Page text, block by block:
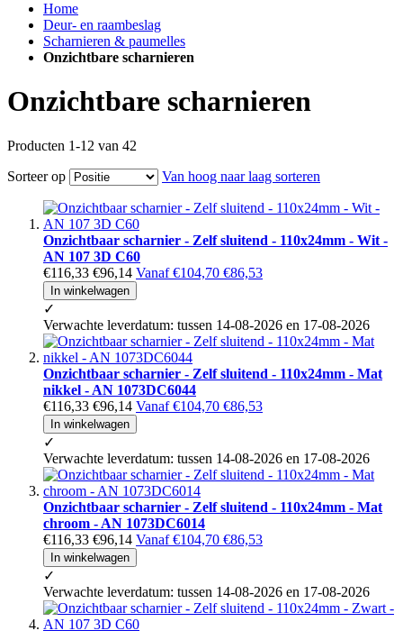
Home
Deur- en raambeslag
Scharnieren & paumelles
Onzichtbare scharnieren
Onzichtbare scharnieren
Producten 1-12 van 42
Sorteer op
Van hoog naar laag sorteren
Onzichtbaar scharnier - Zelf sluitend - 110x24mm - Wit -
AN 107 3D C60
€116,33 €96,14 Vanaf €104,70 €86,53
In winkelwagen
✓
Verwachte leverdatum: tussen 14-08-2026 en 17-08-2026
Onzichtbaar scharnier - Zelf sluitend - 110x24mm - Mat
nikkel - AN 1073DC6044
€116,33 €96,14 Vanaf €104,70 €86,53
In winkelwagen
✓
Verwachte leverdatum: tussen 14-08-2026 en 17-08-2026
Onzichtbaar scharnier - Zelf sluitend - 110x24mm - Mat
chroom - AN 1073DC6014
€116,33 €96,14 Vanaf €104,70 €86,53
In winkelwagen
✓
Verwachte leverdatum: tussen 14-08-2026 en 17-08-2026